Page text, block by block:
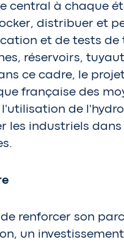
central à chaque
distribuer et
et de tests
réservoirs,
ce cadre, le
française des
de
les industriels
renforcer son
un